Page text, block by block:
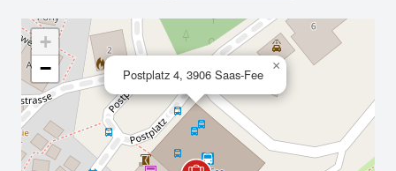
Postplatz 4, 3906 Saas-Fee
×
+
−